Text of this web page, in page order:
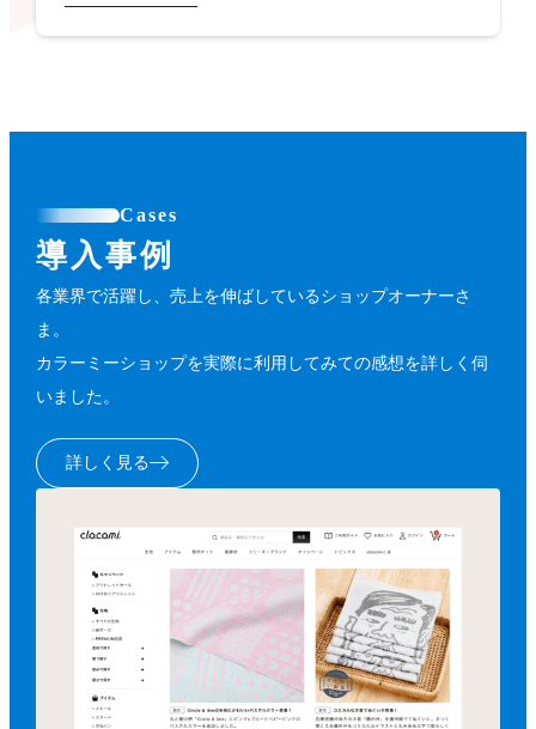
Cases
導入事例
各業界で活躍し、売上を伸ばしているショップオーナーさ
ま。
カラーミーショップを実際に利用してみての感想を詳しく伺
いました。
詳しく見る